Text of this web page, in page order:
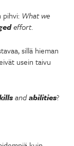
pihvi: What we
effort.
sillä hieman
usein taivu
andabilities?